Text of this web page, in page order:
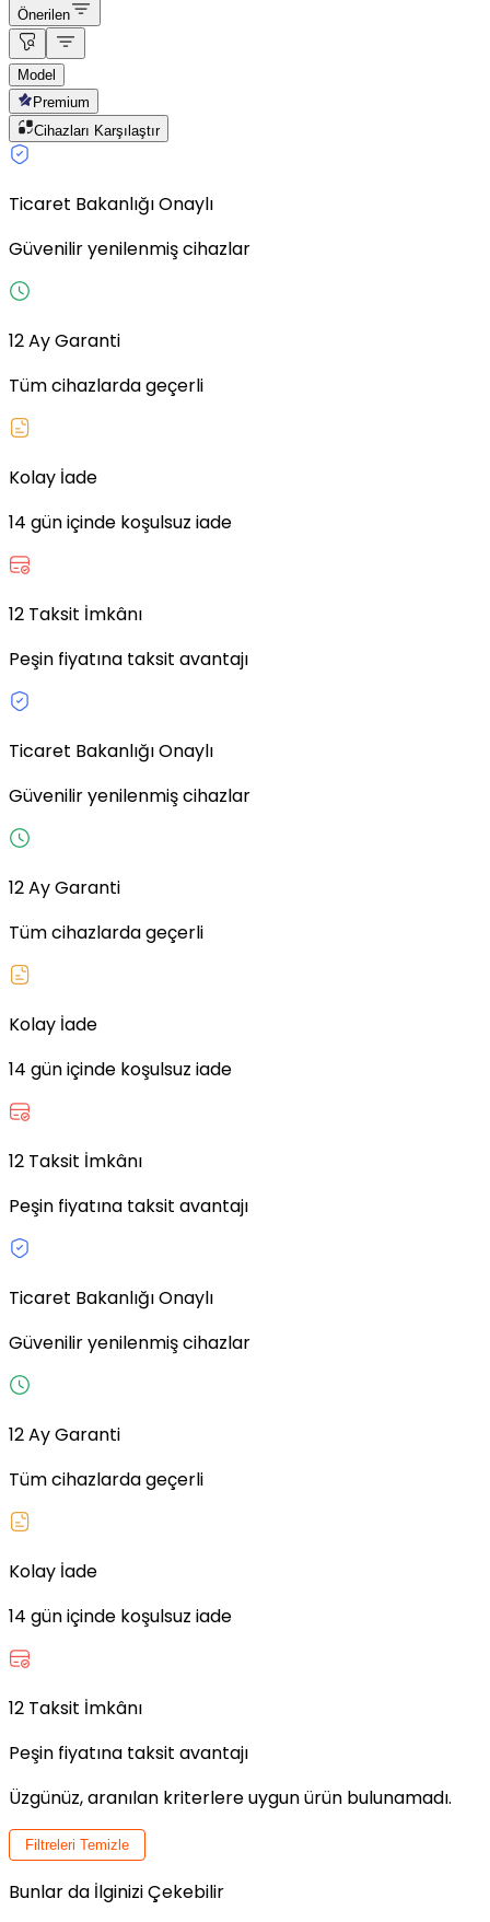
Önerilen
Model
Premium
Cihazları Karşılaştır
Ticaret Bakanlığı Onaylı
Güvenilir yenilenmiş cihazlar
12 Ay Garanti
Tüm cihazlarda geçerli
Kolay İade
14 gün içinde koşulsuz iade
12 Taksit İmkânı
Peşin fiyatına taksit avantajı
Ticaret Bakanlığı Onaylı
Güvenilir yenilenmiş cihazlar
12 Ay Garanti
Tüm cihazlarda geçerli
Kolay İade
14 gün içinde koşulsuz iade
12 Taksit İmkânı
Peşin fiyatına taksit avantajı
Ticaret Bakanlığı Onaylı
Güvenilir yenilenmiş cihazlar
12 Ay Garanti
Tüm cihazlarda geçerli
Kolay İade
14 gün içinde koşulsuz iade
12 Taksit İmkânı
Peşin fiyatına taksit avantajı
Üzgünüz, aranılan kriterlere uygun ürün bulunamadı.
Filtreleri Temizle
Bunlar da İlginizi Çekebilir